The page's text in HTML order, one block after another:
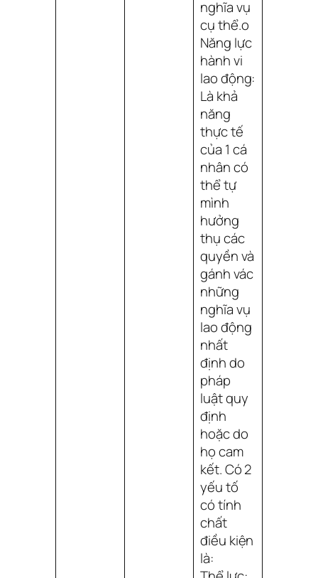
nghĩa vụ
cụ thể.o
Năng lực
hành vi
lao động:
Là khả
năng
thực tế
của 1 cá
nhân có
thể tự
mình
hưởng
thụ các
quyền và
gánh vác
những
nghĩa vụ
lao động
nhất
định do
pháp
luật quy
định
hoặc do
họ cam
kết. Có 2
yếu tố
có tính
chất
điều kiện
là: